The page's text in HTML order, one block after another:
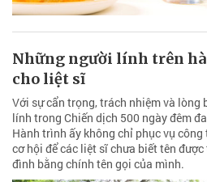
Những người lính trên
cho liệt sĩ
Với sự cẩn trọng, trách nhiệm và lòng
lính trong Chiến dịch 500 ngày đêm
Hành trình ấy không chỉ phục vụ
cơ hội để các liệt sĩ chưa biết tên
đình bằng chính tên gọi của mình.